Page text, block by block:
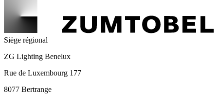
Siège régional
ZG Lighting Benelux
Rue de Luxembourg 177
8077 Bertrange